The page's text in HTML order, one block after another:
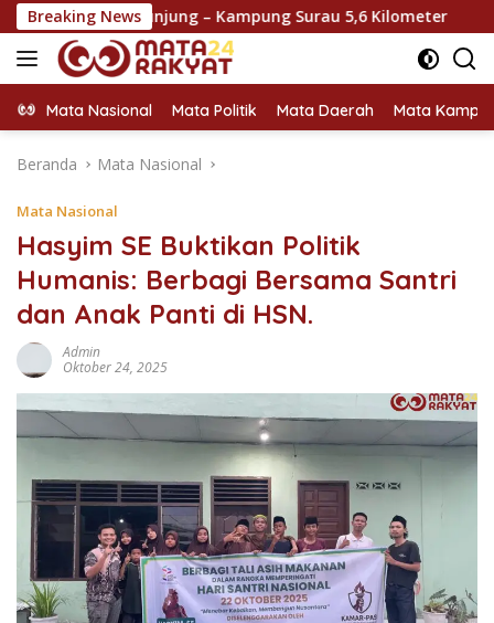
Langsung
ke
konten
Breaking News
Punjung – Kampung Surau 5,6 Kilometer Selebgram
Mata Nasional Mata Politik Mata Daerah Mata
Beranda Mata Nasional
Mata Nasional
Hasyim SE Buktikan Politik
Humanis: Berbagi Bersama Santri
dan Anak Panti di HSN.
Admin
Oktober 24, 2025